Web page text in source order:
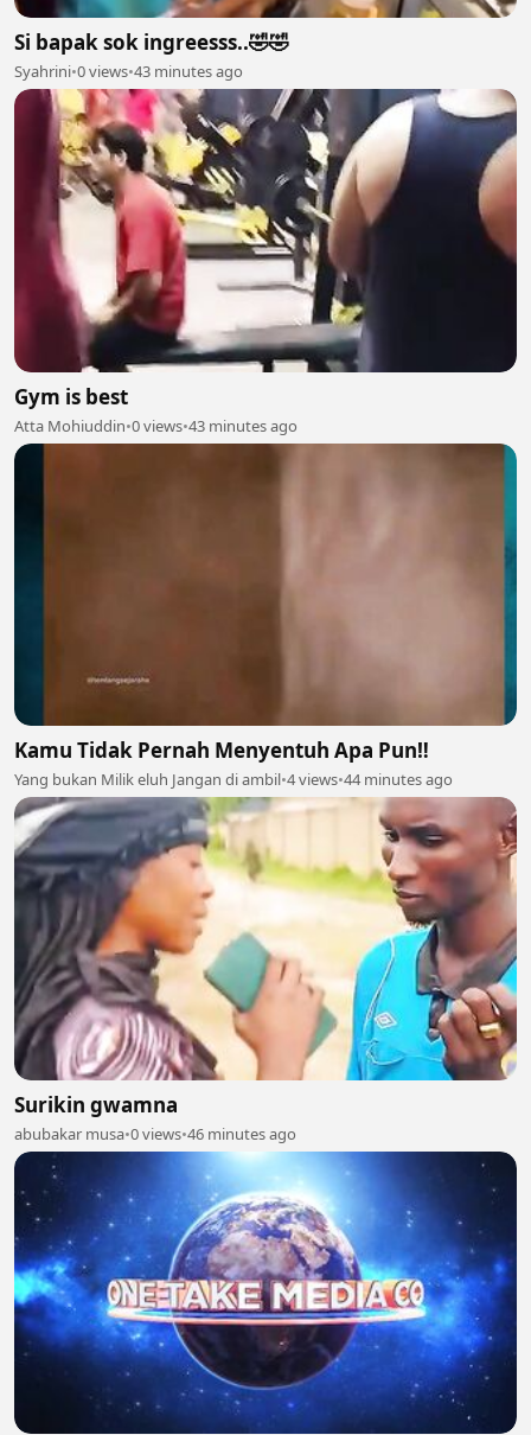
Si bapak sok ingreesss..🤣🤣
Syahrini•0 views•43 minutes ago
Gym is best
Atta Mohiuddin•0 views•43 minutes ago
Kamu Tidak Pernah Menyentuh Apa Pun‼️
Yang bukan Milik eluh Jangan di ambil•4 views•44 minutes ago
Surikin gwamna
abubakar musa•0 views•46 minutes ago